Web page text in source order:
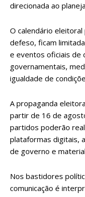
direcionada ao
O calendário
defeso, ficam
e eventos oficiais de
governamentais,
igualdade de
A propaganda
partir de 16 de
partidos poderão
plataformas digitais,
de governo e
Nos bastidores
comunicação é